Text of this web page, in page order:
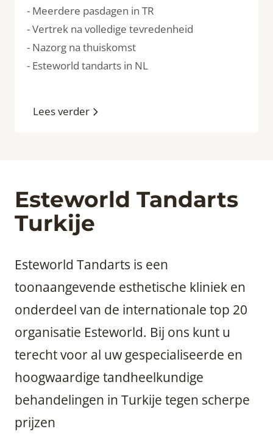
- Meerdere pasdagen in TR
- Vertrek na volledige tevredenheid
- Nazorg na thuiskomst
- Esteworld tandarts in NL
Lees verder
Esteworld Tandarts
Turkije
Esteworld Tandarts is een
toonaangevende esthetische kliniek en
onderdeel van de internationale top 20
organisatie Esteworld. Bij ons kunt u
terecht voor al uw gespecialiseerde en
hoogwaardige tandheelkundige
behandelingen in Turkije tegen scherpe
prijzen